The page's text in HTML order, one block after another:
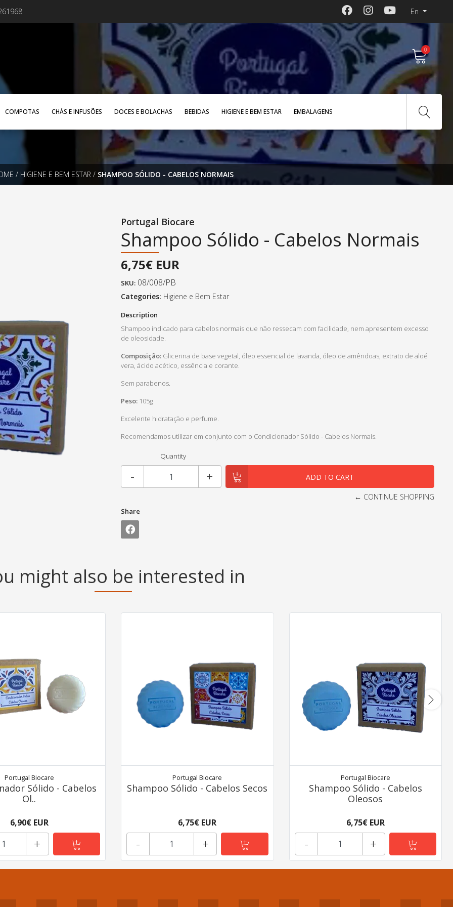
En
0
COMPOTAS CHÁS E INFUSÕES DOCES E BOLACHAS BEBIDAS HIGIENE E BEM ESTAR EMBALAGENS
/ HIGIENE E BEM ESTAR / SHAMPOO SÓLIDO - CABELOS NORMAIS
Portugal Biocare
Shampoo Sólido - Cabelos Normais
6,75€ EUR
SKU: 08/008/PB
Categories: Higiene e Bem Estar
Description
Shampoo indicado para cabelos normais que não ressecam com facilidade, nem apresentem excesso
de oleosidade.
Composição: Glicerina de base vegetal, óleo essencial de lavanda, óleo de amêndoas, extrato de aloé
vera, ácido acético, essência e corante.
Sem parabenos.
Peso: 105g
Excelente hidratação e perfume.
Recomendamos utilizar em conjunto com o Condicionador Sólido - Cabelos Normais.
Quantity
+
-
← CONTINUE SHOPPING
Share
might also be interested in
Portugal Biocare
Sólido - Cabelos
Ol..
6,90€ EUR
+
Portugal Biocare
Shampoo Sólido - Cabelos Secos
6,75€ EUR
+
-
Portugal Biocare
Shampoo Sólido - Cabelos
Oleosos
6,75€ EUR
+
-